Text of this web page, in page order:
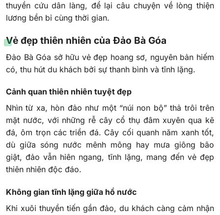
thuyền cứu dân làng, để lại câu chuyện về lòng thiện
lương bền bỉ cùng thời gian.
Vẻ đẹp thiên nhiên của Đảo Bà Góa
Đảo Bà Góa sở hữu vẻ đẹp hoang sơ, nguyên bản hiếm
có, thu hút du khách bởi sự thanh bình và tĩnh lặng.
Cảnh quan thiên nhiên tuyệt đẹp
Nhìn từ xa, hòn đảo như một “núi non bộ” thả trôi trên
mặt nước, với những rễ cây cổ thụ đâm xuyên qua kẽ
đá, ôm trọn các triền đá. Cây cối quanh năm xanh tốt,
dù giữa sóng nước mênh mông hay mưa giông bão
giật, đảo vẫn hiên ngang, tĩnh lặng, mang đến vẻ đẹp
thiên nhiên độc đáo.
Không gian tĩnh lặng giữa hồ nước
Khi xuôi thuyền tiến gần đảo, du khách càng cảm nhận